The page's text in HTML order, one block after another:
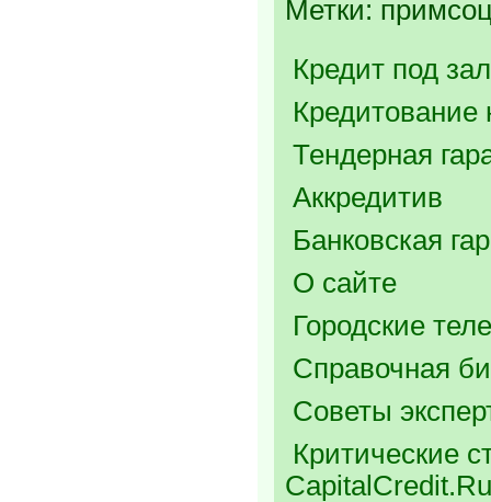
Метки:
Кредит под
Тендерная
Аккредитив
Банковская
О сайте
Городские
Справочная
Советы
Критические
CapitalCredit.Ru